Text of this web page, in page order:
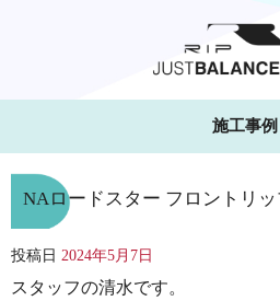
施工事例
NAロードスター フロントリ
投稿日 2024年5月7日
スタッフの清水です。